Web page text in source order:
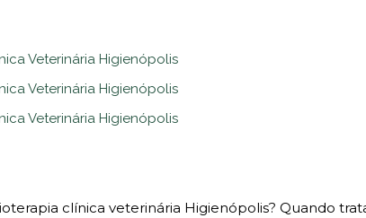
clínica veterinária Higienópolis? Quando